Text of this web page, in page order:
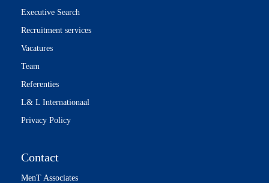
Executive Search
Recruitment services
Vacatures
Team
Referenties
L& L Internationaal
Privacy Policy
Contact
MenT Associates